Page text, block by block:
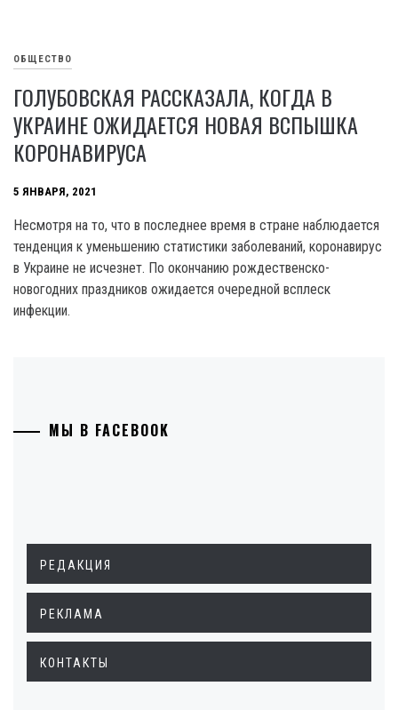
ОБЩЕСТВО
ГОЛУБОВСКАЯ РАССКАЗАЛА, КОГДА В
УКРАИНЕ ОЖИДАЕТСЯ НОВАЯ ВСПЫШКА
КОРОНАВИРУСА
5 ЯНВАРЯ, 2021
Несмотря на то, что в последнее время в стране наблюдается
тенденция к уменьшению статистики заболеваний, коронавирус
в Украине не исчезнет. По окончанию рождественско-
новогодних праздников ожидается очередной всплеск
инфекции.
МЫ В FACEBOOK
РЕДАКЦИЯ
РЕКЛАМА
КОНТАКТЫ